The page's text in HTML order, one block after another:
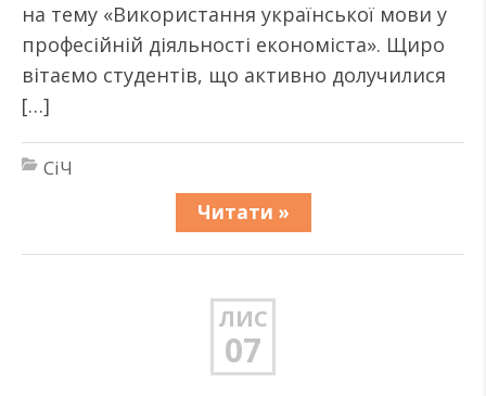
на тему «Використання української мови у
професійній діяльності економіста». Щиро
вітаємо студентів, що активно долучилися
[…]
СіЧ
Читати »
ЛИС
07